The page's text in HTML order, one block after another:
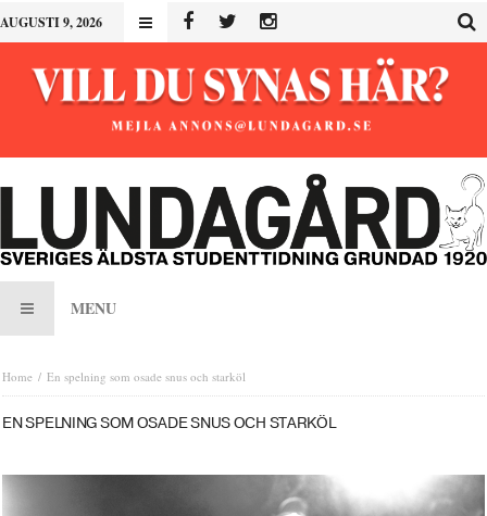
AUGUSTI 9, 2026
MENU
Home En spelning som osade snus och starköl
EN SPELNING SOM OSADE SNUS OCH STARKÖL